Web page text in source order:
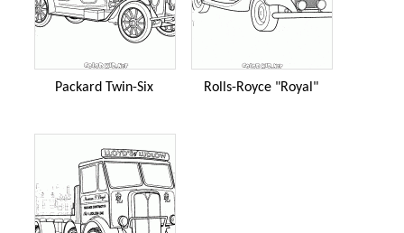
Packard Twin-Six Rolls-Royce "Royal"